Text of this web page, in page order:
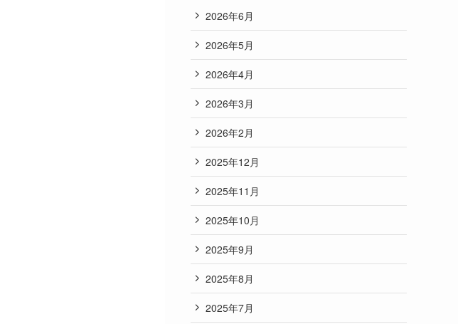
2026年6月
2026年5月
2026年4月
2026年3月
2026年2月
2025年12月
2025年11月
2025年10月
2025年9月
2025年8月
2025年7月